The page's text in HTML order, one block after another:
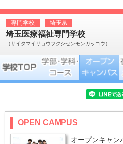
専門学校 埼玉県
埼玉医療福祉専門学校
（サイタマイリョウフクシセンモンガッコウ）
OPEN CAMPUS
オープンキャン